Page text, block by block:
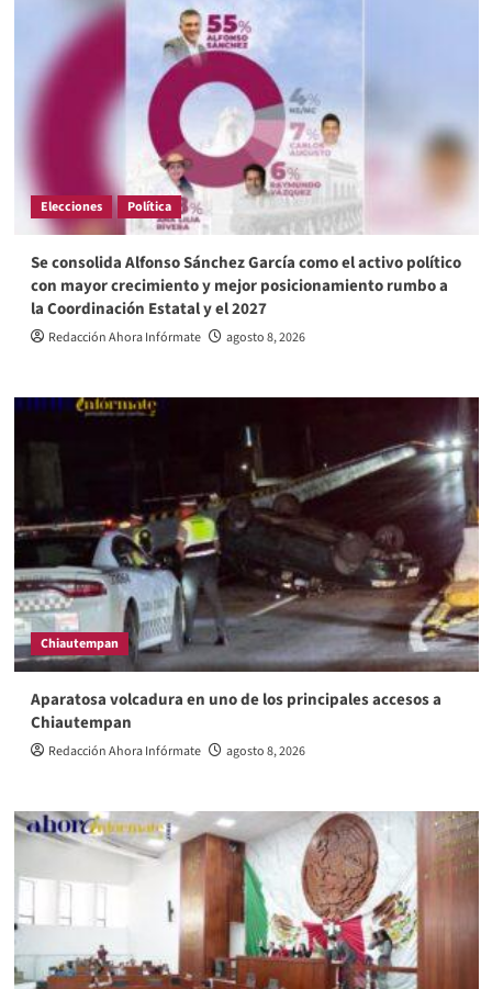
Elecciones Política
Se consolida Alfonso Sánchez García como el activo político
con mayor crecimiento y mejor posicionamiento rumbo a
la Coordinación Estatal y el 2027
Redacción Ahora Infórmate agosto 8, 2026
Chiautempan
Aparatosa volcadura en uno de los principales accesos a
Chiautempan
Redacción Ahora Infórmate agosto 8, 2026